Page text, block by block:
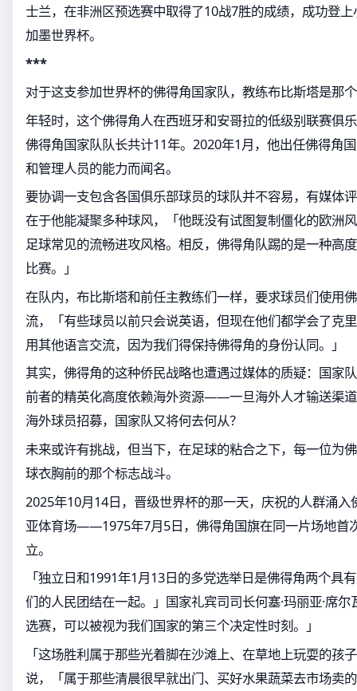
士兰，在非洲区预选赛中取得了10战7胜的成绩，成功登
加墨世界杯。
***
对于这支参加世界杯的佛得角国家队，教练布比斯塔是那
年轻时，这个佛得角人在西班牙和安哥拉的低级别联赛俱
佛得角国家队队长共计11年。2020年1月，他出任佛得角
和管理人员的能力而闻名。
要协调一支包含各国俱乐部球员的球队并不容易，有媒体
在于他能凝聚多种球风，「他既没有试图复制僵化的欧洲
足球常见的流畅进攻风格。相反，佛得角队踢的是一种高
比赛。」
在队内，布比斯塔和前任主教练们一样，要求球员们使用
流，「有些球员以前只会说英语，但现在他们都学会了克
用其他语言交流，因为我们得保持佛得角的身份认同。」
其实，佛得角的这种侨民战略也遭遇过媒体的质疑：国家
前者的精英化高度依赖海外资源——一旦海外人才输送渠
海外球员招募，国家队又将何去何从？
未来或许有挑战，但当下，在足球的粘合之下，每一位为
球衣胸前的那个标志战斗。
2025年10月14日，晋级世界杯的那一天，庆祝的人群涌
亚体育场——1975年7月5日，佛得角国旗在同一片场地首
立。
「独立日和1991年1月13日的多党选举日是佛得角两个具
们的人民团结在一起。」国家礼宾司司长何塞·玛丽亚·席
选赛，可以被视为我们国家的第三个决定性时刻。」
「这场胜利属于那些光着脚在沙滩上、在草地上玩耍的孩
说，「属于那些清晨很早就出门、买好水果蔬菜去市场卖